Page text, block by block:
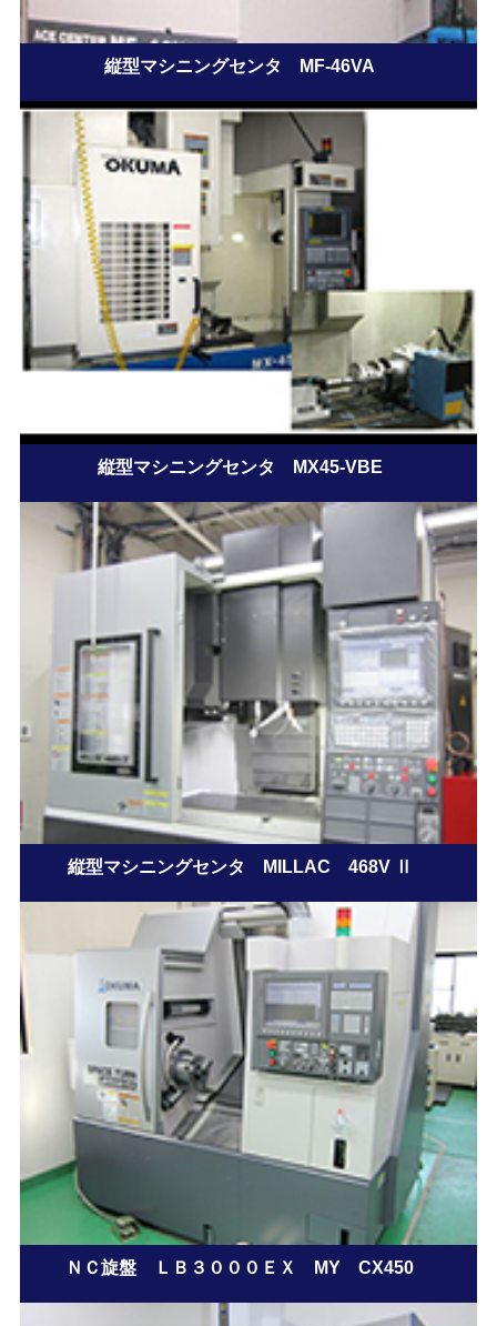
縦型マシニングセンタ MF-46VA
縦型マシニングセンタ MX45-VBE
縦型マシニングセンタ MILLAC 468V Ⅱ
ＮＣ旋盤 ＬＢ３０００ＥＸ MY CX450